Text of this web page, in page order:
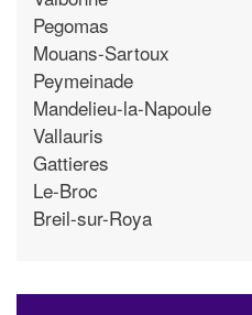
Pegomas
Mouans-Sartoux
Peymeinade
Mandelieu-la-Napoule
Vallauris
Gattieres
Le-Broc
Breil-sur-Roya